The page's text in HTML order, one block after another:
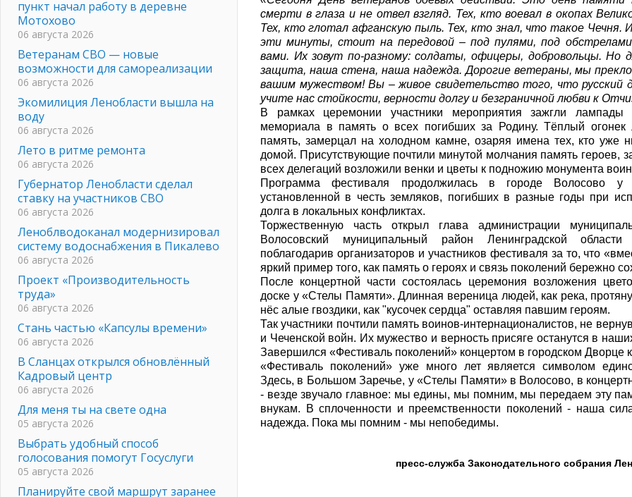
смерти в глаза и не отвел взгляд. Тех, кто воевал в окопах
Тех, кто глотал афганскую пыль. Тех, кто знал, что такое Чечня.
эти минуты, стоит на передовой – под пулями, под
вами. Их зовут по-разному: солдаты, офицеры, добровольцы. Но
защита, наша стена, наша надежда. Дорогие ветераны, мы
вашим мужеством! Вы – живое свидетельство того, что русский
учите нас стойкости, верности долгу и безграничной любви к
В рамках церемонии участники мероприятия зажгли лампады
мемориала в память о всех погибших за Родину. Тёплый огонек
память, замерцал на холодном камне, озаряя имена тех, кто уже
домой. Присутствующие почтили минутой молчания память героев,
всех делегаций возложили венки и цветы к подножию монумента
Программа фестиваля продолжилась в городе Волосово у
установленной в честь земляков, погибших в разные годы при
долга в локальных конфликтах.
Торжественную часть открыл глава администрации
Волосовский муниципальный район Ленинградской
поблагодарив организаторов и участников фестиваля за то, что
яркий пример того, как память о героях и связь поколений бережно
После концертной части состоялась церемония возложения
доске у «Стелы Памяти». Длинная вереница людей, как река,
нёс алые гвоздики, как "кусочек сердца" оставляя павшим героям.
Так участники почтили память воинов-интернационалистов, не
и Чеченской войн. Их мужество и верность присяге останутся в
Завершился «Фестиваль поколений» концертом в городском Дворце
«Фестиваль поколений» уже много лет является символом
Здесь, в Большом Заречье, у «Стелы Памяти» в Волосово, в
- везде звучало главное: мы едины, мы помним, мы передаем эту
внукам. В сплоченности и преемственности поколений - наша
надежда. Пока мы помним - мы непобедимы.
пресс-служба Законодательного собрания
пункт начал работу в деревне
Мотохово
06 августа 2026
Ветеранам СВО — новые
возможности для самореализации
06 августа 2026
Экомилиция Ленобласти вышла на
воду
06 августа 2026
Лето в ритме ремонта
06 августа 2026
Губернатор Ленобласти сделал
ставку на участников СВО
06 августа 2026
Леноблводоканал модернизировал
систему водоснабжения в Пикалево
06 августа 2026
Проект «Производительность
труда»
06 августа 2026
Стань частью «Капсулы времени»
06 августа 2026
В Сланцах открылся обновлённый
Кадровый центр
06 августа 2026
Для меня ты на свете одна
05 августа 2026
Выбрать удобный способ
голосования помогут Госуслуги
05 августа 2026
Планируйте свой маршрут заранее